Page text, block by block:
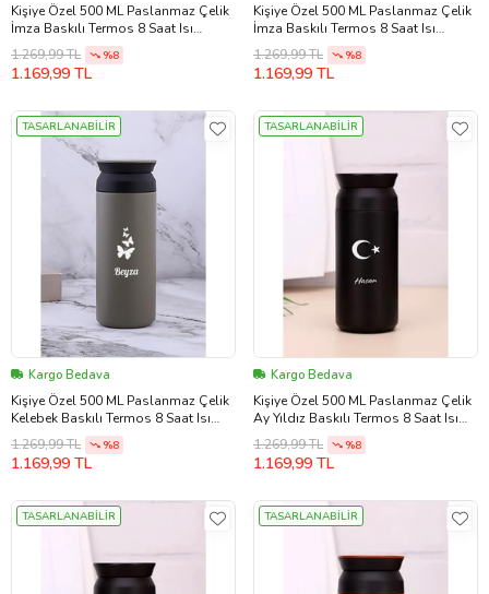
Kişiye Özel 500 ML Paslanmaz Çelik
İmza Baskılı Termos 8 Saat Isı
Koruma Kahve ve Çay Termosu
(Siyah)
1.269,99 TL %8
1.169,99 TL
Kişiye Özel 500 ML Paslanmaz Çelik
İmza Baskılı Termos 8 Saat Isı
Koruma Kahve ve Çay Termosu
(Kırmızı)
1.269,99 TL %8
1.169,99 TL
TASARLANABİLİR
Kargo Bedava
Kişiye Özel 500 ML Paslanmaz Çelik
Kelebek Baskılı Termos 8 Saat Isı
Koruma Kahve ve Çay Termosu (Bej)
1.269,99 TL %8
1.169,99 TL
TASARLANABİLİR
Kargo Bedava
Kişiye Özel 500 ML Paslanmaz Çelik
Ay Yıldız Baskılı Termos 8 Saat Isı
Koruma Kahve ve Çay Termosu
(Siyah)
1.269,99 TL %8
1.169,99 TL
TASARLANABİLİR TASARLANABİLİR